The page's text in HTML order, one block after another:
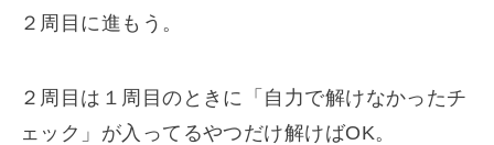
２周目に進もう。
２周目は１周目のときに「自力で解けなかったチ
ェック」が入ってるやつだけ解けばOK。